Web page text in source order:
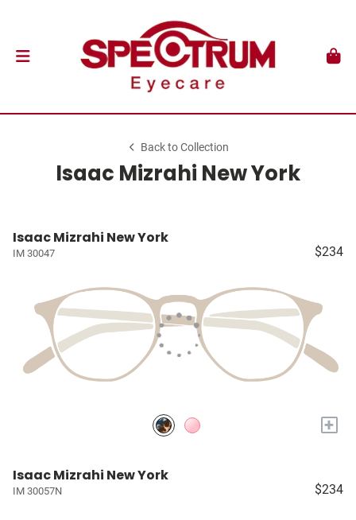
Back to Collection
Isaac Mizrahi New York
Isaac Mizrahi New York
IM 30047 $234
+
Isaac Mizrahi New York
IM 30057N $234